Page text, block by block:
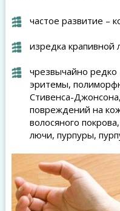
частое развитие –
изредка крапивной
чрезвычайно редко
эритемы,
Стивенса-
повреждений на
волосяного
лючи, пурпуры,